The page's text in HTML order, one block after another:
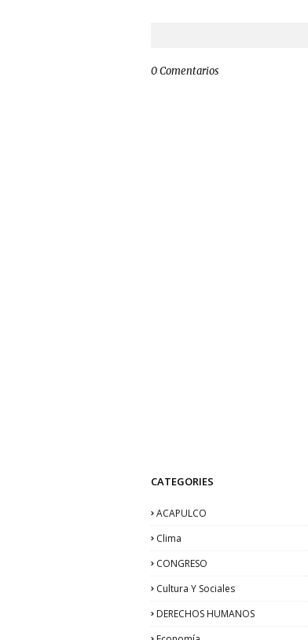
0 Comentarios
CATEGORIES
ACAPULCO
Clima
CONGRESO
Cultura Y Sociales
DERECHOS HUMANOS